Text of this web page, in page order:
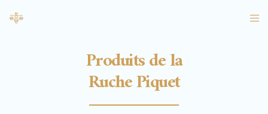
Produits de la
Ruche Piquet